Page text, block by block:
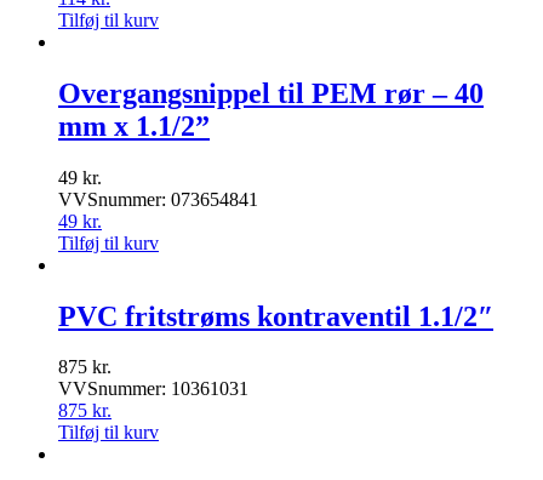
Tilføj til kurv
Overgangsnippel til PEM rør – 40
mm x 1.1/2”
49 kr.
VVSnummer: 073654841
49 kr.
Tilføj til kurv
PVC fritstrøms kontraventil 1.1/2″
875 kr.
VVSnummer: 10361031
875 kr.
Tilføj til kurv